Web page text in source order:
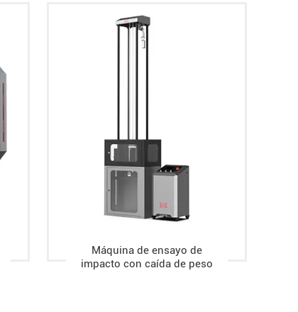
Máquina de ensayo de
impacto con caída de peso